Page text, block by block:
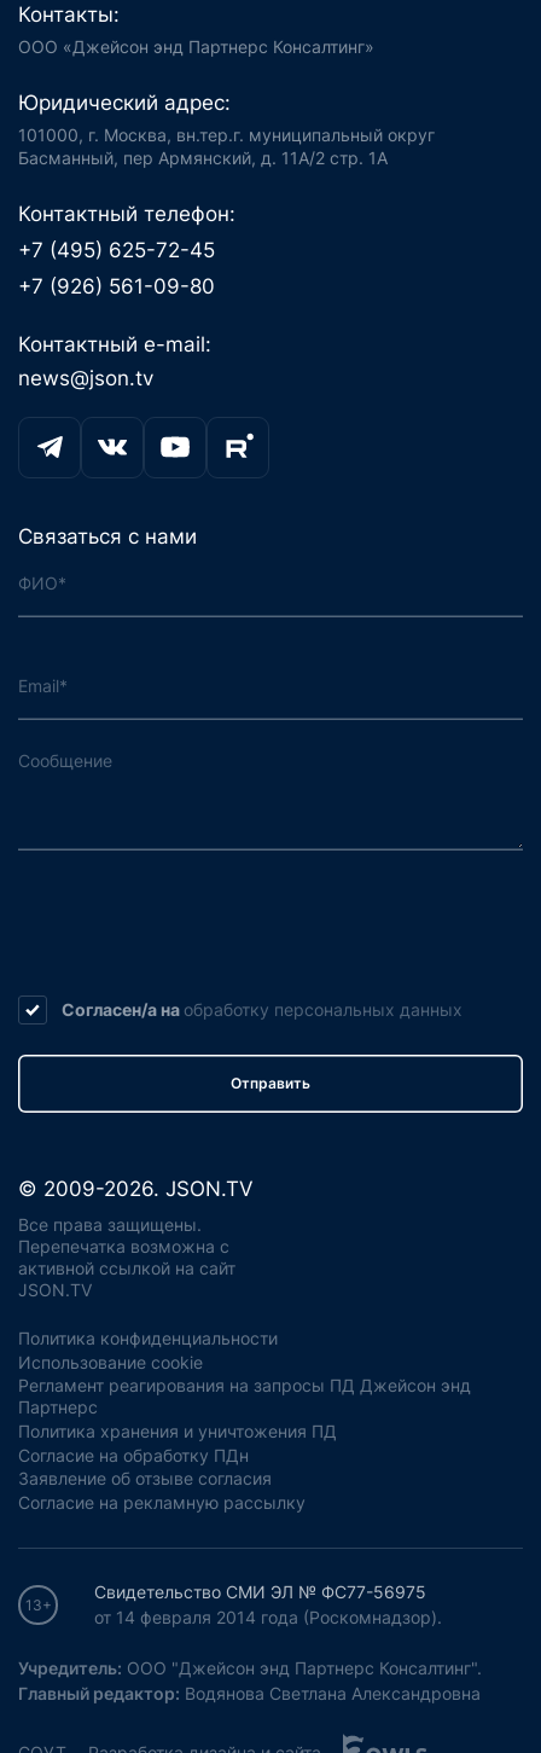
Контакты:
ООО «Джейсон энд Партнерс Консалтинг»
Юридический адрес:
101000, г. Москва, вн.тер.г. муниципальный округ
Басманный, пер Армянский, д. 11А/2 стр. 1А
Контактный телефон:
+7 (495) 625-72-45
+7 (926) 561-09-80
Контактный e-mail:
news@json.tv
Связаться с нами
Согласен/а на обработку персональных данных
Отправить
© 2009-2026. JSON.TV
Все права защищены.
Перепечатка возможна с
активной ссылкой на сайт
JSON.TV
Политика конфиденциальности
Использование cookie
Регламент реагирования на запросы ПД Джейсон энд
Партнерс
Политика хранения и уничтожения ПД
Согласие на обработку ПДн
Заявление об отзыве согласия
Согласие на рекламную рассылку
13+
Свидетельство СМИ ЭЛ № ФС77-56975
от 14 февраля 2014 года (Роскомнадзор).
Учредитель: ООО "Джейсон энд Партнерс Консалтинг".
Главный редактор: Водянова Светлана Александровна